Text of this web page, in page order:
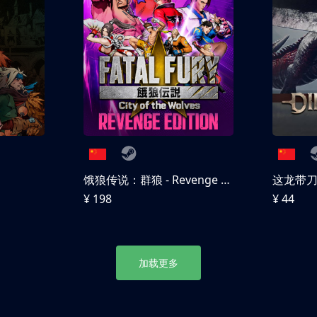
饿狼传说：群狼 - Revenge Edition
¥ 198
这龙带刀
¥ 44
加载更多